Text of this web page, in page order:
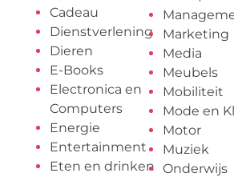
Cadeau
Dienstverlening
Dieren
E-Books
Electronica en
Computers
Energie
Entertainment
Eten en drinken
Marketing
Media
Meubels
Mobiliteit
Mode en
Motor
Muziek
Onderwijs